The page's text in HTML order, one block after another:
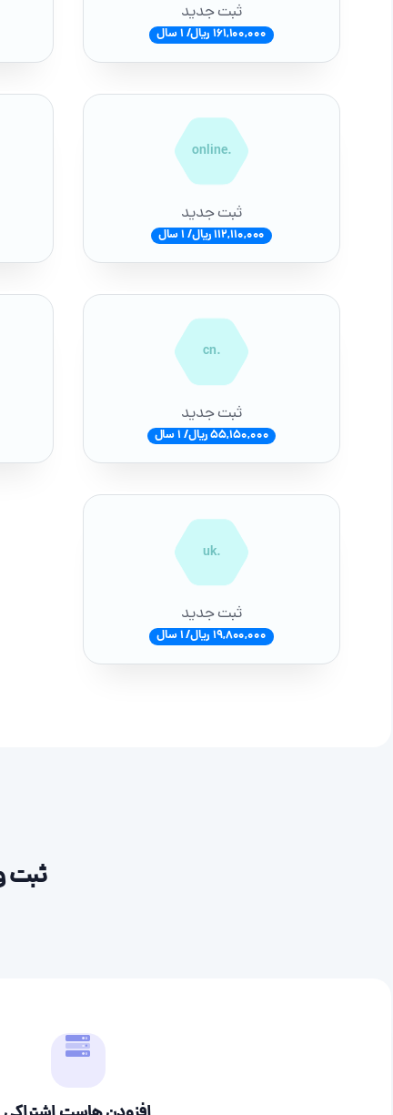
ثبت جدید
161,100,000 ریال/ 1 سال
.online
ثبت جدید
112,110,000 ریال/ 1 سال
.cn
ثبت جدید
55,150,000 ریال/ 1 سال
.uk
ثبت جدید
19,800,000 ریال/ 1 سال
ثبت